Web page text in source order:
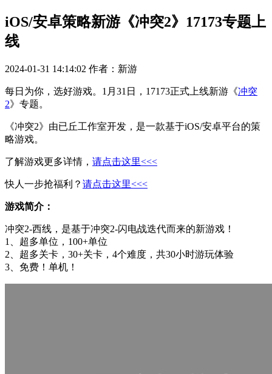
iOS/安卓策略新游《冲突2》17173专题上
线
2024-01-31 14:14:02 作者：新游
每日为你，选好游戏。1月31日，17173正式上线新游《冲突
2》专题。
《冲突2》由已丘工作室开发，是一款基于iOS/安卓平台的策
略游戏。
了解游戏更多详情， 请点击这里<<<
快人一步抢福利？ 请点击这里<<<
游戏简介：
冲突2-西线，是基于冲突2-闪电战迭代而来的新游戏！
1、超多单位，100+单位
2、超多关卡，30+关卡，4个难度，共30小时游玩体验
3、免费！单机！